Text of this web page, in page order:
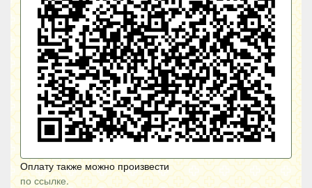
Оплату также можно произвести
по ссылке.